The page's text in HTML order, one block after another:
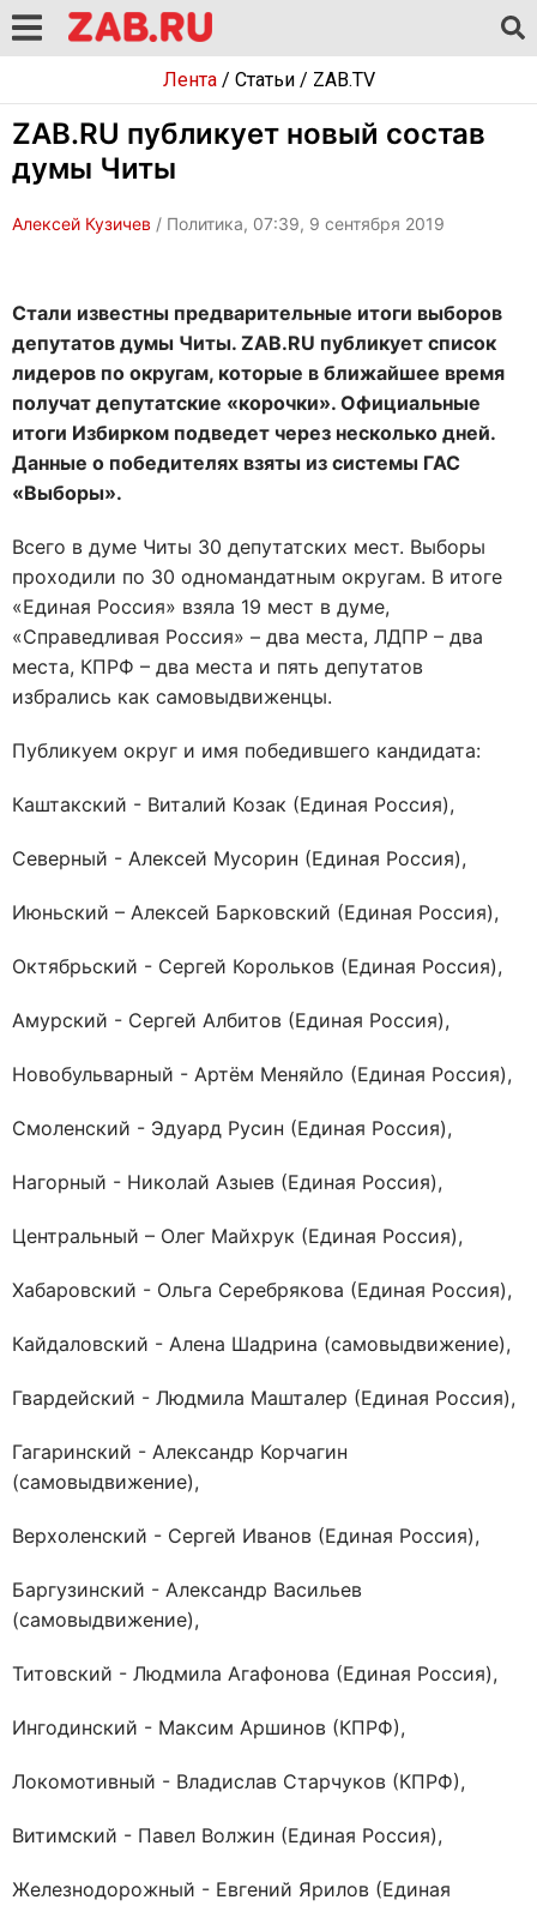
Лента/ Статьи/ ZAB.TV
ZAB.RU публикует новый состав
думы Читы
Алексей Кузичев / Политика, 07:39, 9 сентября 2019
Стали известны предварительные итоги выборов
депутатов думы Читы. ZAB.RU публикует список
лидеров по округам, которые в ближайшее время
получат депутатские «корочки». Официальные
итоги Избирком подведет через несколько дней.
Данные о победителях взяты из системы ГАС
«Выборы».
Всего в думе Читы 30 депутатских мест. Выборы
проходили по 30 одномандатным округам. В итоге
«Единая Россия» взяла 19 мест в думе,
«Справедливая Россия» – два места, ЛДПР – два
места, КПРФ – два места и пять депутатов
избрались как самовыдвиженцы.
Публикуем округ и имя победившего кандидата:
Каштакский - Виталий Козак (Единая Россия),
Северный - Алексей Мусорин (Единая Россия),
Июньский – Алексей Барковский (Единая Россия),
Октябрьский - Сергей Корольков (Единая Россия),
Амурский - Сергей Албитов (Единая Россия),
Новобульварный - Артём Меняйло (Единая Россия),
Смоленский - Эдуард Русин (Единая Россия),
Нагорный - Николай Азыев (Единая Россия),
Центральный – Олег Майхрук (Единая Россия),
Хабаровский - Ольга Серебрякова (Единая Россия),
Кайдаловский - Алена Шадрина (самовыдвижение),
Гвардейский - Людмила Машталер (Единая Россия),
Гагаринский - Александр Корчагин
(самовыдвижение),
Верхоленский - Сергей Иванов (Единая Россия),
Баргузинский - Александр Васильев
(самовыдвижение),
Титовский - Людмила Агафонова (Единая Россия),
Ингодинский - Максим Аршинов (КПРФ),
Локомотивный - Владислав Старчуков (КПРФ),
Витимский - Павел Волжин (Единая Россия),
Железнодорожный - Евгений Ярилов (Единая